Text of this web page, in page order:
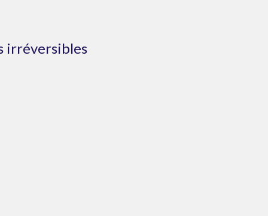
irréversibles